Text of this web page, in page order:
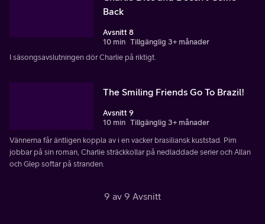
Back
Avsnitt 8
10 min Tillgänglig 3+ månader
I säsongsavslutningen dör Charlie på riktigt.
The Smiling Friends Go To Brazil!
Avsnitt 9
10 min Tillgänglig 3+ månader
Vännerna får äntligen koppla av i en vacker brasiliansk kuststad. Pim
jobbar på sin roman, Charlie sträckkollar på nedladdade serier och Allan
och Glep softar på stranden.
9 av 9 Avsnitt